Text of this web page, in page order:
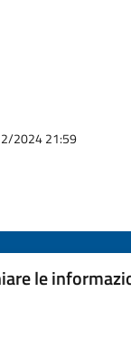
2024 21:59
le